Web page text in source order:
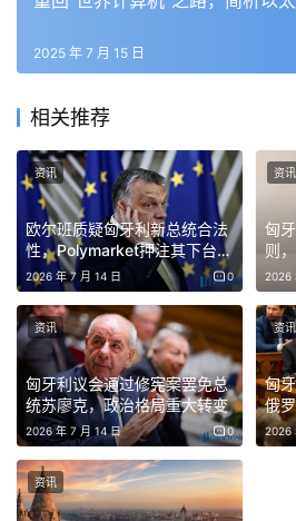
“这项法律在尚未发布任何合规指
来制定执法和合规机制，但目前的
新法还要求所有加密交易——无论
是兑换其他代币——都必须经过授
合规证明。没有这份合规证明的交
参与这类交易可能触发刑事处罚。
尽管法律规定在某些门槛以下的
尚未出台任何明确的豁免标准。
Revolut暂停匈牙利加密业务，
入迷雾
2025 年 7 月 15 日
相关推荐
欧尔班质疑匈牙利新总统合法
性，Polymarket押注其下台概
率达89%
2026 年 7 月 14 日 0
资讯
匈
则
2026
资讯
匈牙利议会通过修宪案罢免总
统苏廖克，政治格局重大转变
2026 年 7 月 14 日 0
资讯
匈
俄
2026
资讯
资讯